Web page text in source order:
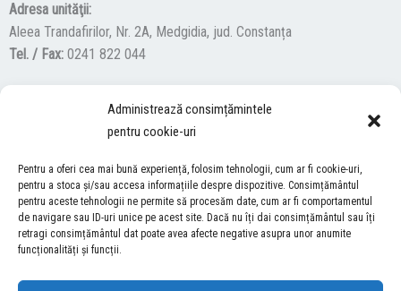
Administrează consimțămintele
pentru cookie-uri
Pentru a oferi cea mai bună experiență, folosim tehnologii, cum ar fi cookie-uri,
pentru a stoca și/sau accesa informațiile despre dispozitive. Consimțământul
pentru aceste tehnologii ne permite să procesăm date, cum ar fi comportamentul
de navigare sau ID-uri unice pe acest site. Dacă nu îți dai consimțământul sau îți
retragi consimțământul dat poate avea afecte negative asupra unor anumite
funcționalități și funcții.
Adresa unităţii:
Aleea Trandafirilor, Nr. 2A, Medgidia, jud. Constanța
Tel. / Fax: 0241 822 044
F
a
c
e
b
o
k
Y
u
t
u
b
I
s
t
a
g
a
ACCES NEVĂZĂTORI
Descărcați programul NonVisual Desktop Acces, care oferă
persoanelor cu dizabilități vizuale posibilitatea de a consulta site-ul